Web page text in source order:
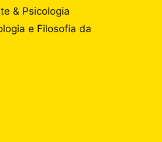
& Psicologia
e Filosofia da